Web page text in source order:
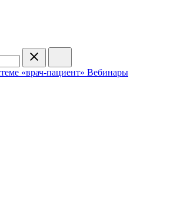
«врач-пациент» Вебинары